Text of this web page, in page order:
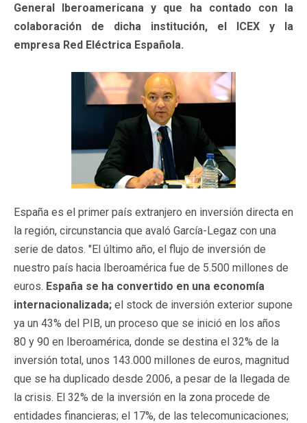
General Iberoamericana y que ha contado con la
colaboración de dicha institución, el ICEX y la
empresa Red Eléctrica Española.
España es el primer país extranjero en inversión directa en
la región, circunstancia que avaló García-Legaz con una
serie de datos. "El último año, el flujo de inversión de
nuestro país hacia Iberoamérica fue de 5.500 millones de
euros. España se ha convertido en una economía
internacionalizada; el stock de inversión exterior supone
ya un 43% del PIB, un proceso que se inició en los años
80 y 90 en Iberoamérica, donde se destina el 32% de la
inversión total, unos 143.000 millones de euros, magnitud
que se ha duplicado desde 2006, a pesar de la llegada de
la crisis. El 32% de la inversión en la zona procede de
entidades financieras; el 17%, de las telecomunicaciones;